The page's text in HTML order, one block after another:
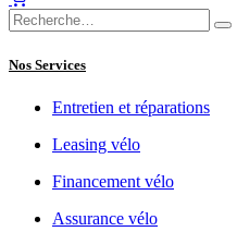
Nos Services
Entretien et réparations
Leasing vélo
Financement vélo
Assurance vélo